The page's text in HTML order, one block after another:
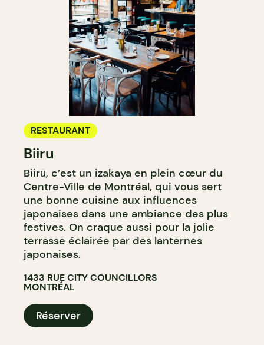
RESTAURANT
Biiru
Biirū, c’est un izakaya en plein cœur du
Centre-Ville de Montréal, qui vous sert
une bonne cuisine aux influences
japonaises dans une ambiance des plus
festives. On craque aussi pour la jolie
terrasse éclairée par des lanternes
japonaises.
1433 RUE CITY COUNCILLORS
MONTRÉAL
Réserver